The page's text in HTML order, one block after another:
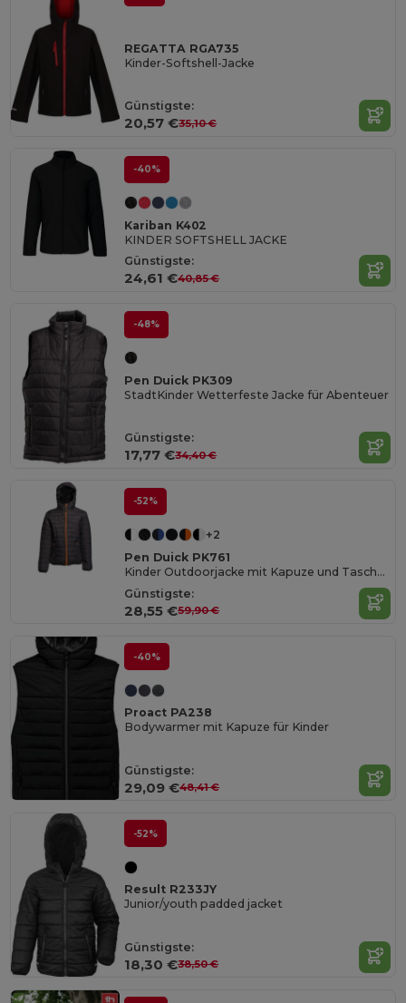
REGATTA RGA735
Kinder-Softshell-Jacke
Günstigste:
20,57 €35,10 €
-40%
Kariban K402
KINDER SOFTSHELL JACKE
Günstigste:
24,61 €40,85 €
-48%
Pen Duick PK309
StadtKinder Wetterfeste Jacke für Abenteuer
Günstigste:
17,77 €34,40 €
-52%
+2
Pen Duick PK761
Kinder Outdoorjacke mit Kapuze und Taschen
Günstigste:
28,55 €59,90 €
-40%
Proact PA238
Bodywarmer mit Kapuze für Kinder
Günstigste:
29,09 €48,41 €
-52%
Result R233JY
Junior/youth padded jacket
Günstigste:
18,30 €38,50 €